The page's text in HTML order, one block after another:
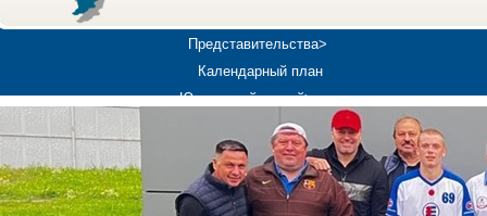
Представительства>
Календарный план
Юношеский хоккей>
Медиа>